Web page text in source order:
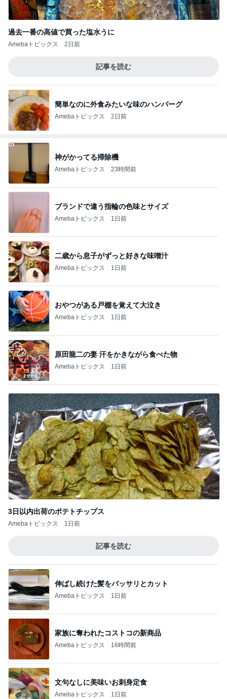
過去一番の高値で買った塩水うに
Amebaトピックス 2日前
記事を読む
簡単なのに外食みたいな味のハンバーグ
Amebaトピックス 2日前
神がかってる掃除機
Amebaトピックス 23時間前
ブランドで違う指輪の色味とサイズ
Amebaトピックス 1日前
二歳から息子がずっと好きな味噌汁
Amebaトピックス 1日前
おやつがある戸棚を覚えて大泣き
Amebaトピックス 1日前
原田龍二の妻 汗をかきながら食べた物
Amebaトピックス 1日前
3日以内出荷のポテトチップス
Amebaトピックス 1日前
記事を読む
伸ばし続けた髪をバッサリとカット
Amebaトピックス 1日前
家族に奪われたコストコの新商品
Amebaトピックス 16時間前
文句なしに美味いお刺身定食
Amebaトピックス 1日前